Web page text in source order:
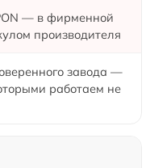
— в фирменной
производителя
завода —
работаем не